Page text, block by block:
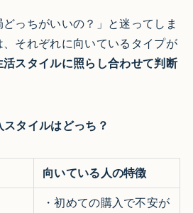
どっちがいいの？」と迷ってしま
それぞれに向いているタイプが
活スタイルに照らし合わせて判断
タイルはどっち？
向いている人の特徴
・初めての購入で不安が